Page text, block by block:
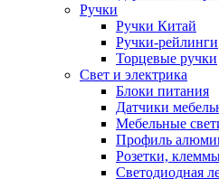
Ручки
Ручки Китай
Ручки-рейлинги
Торцевые ручки
Свет и электрика
Блоки питания
Датчики
Мебельные
Профиль
Розетки,
Светодиодная